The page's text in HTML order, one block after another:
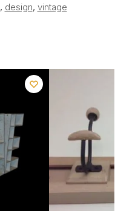
, design, vintage